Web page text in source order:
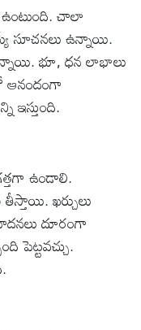
ఉంటుంది. చాలా
సూచనలు ఉన్నాయి.
భూ, ధన లాభాలు
ఇస్తుంది.
ఉండాలి.
ఖర్చులు
దూరంగా
పెట్టవచ్చు.